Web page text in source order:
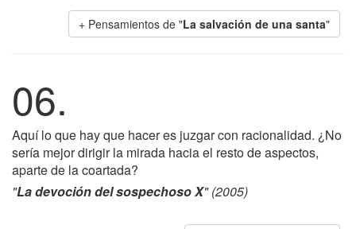
+ Pensamientos de "La salvación de una santa"
06.
Aquí lo que hay que hacer es juzgar con racionalidad. ¿No
sería mejor dirigir la mirada hacia el resto de aspectos,
aparte de la coartada?
"La devoción del sospechoso X" (2005)